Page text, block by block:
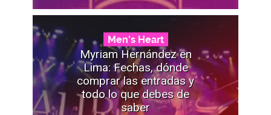
Men's Heart
Myriam Hernández en
Lima: Fechas, dónde
comprar las entradas y
todo lo que debes de
saber